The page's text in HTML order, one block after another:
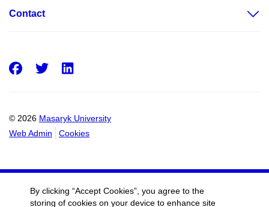
Contact
© 2026 Masaryk University
Web Admin
Cookies
Facebook
Twitter
By clicking “Accept Cookies”, you agree to the
storing of cookies on your device to enhance site